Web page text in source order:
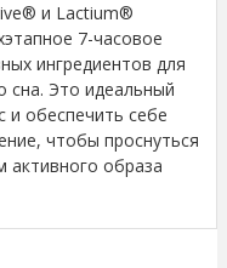
и Lactium®
7-часовое
ингредиентов для
сна. Это идеальный
и обеспечить себе
чтобы проснуться
образа